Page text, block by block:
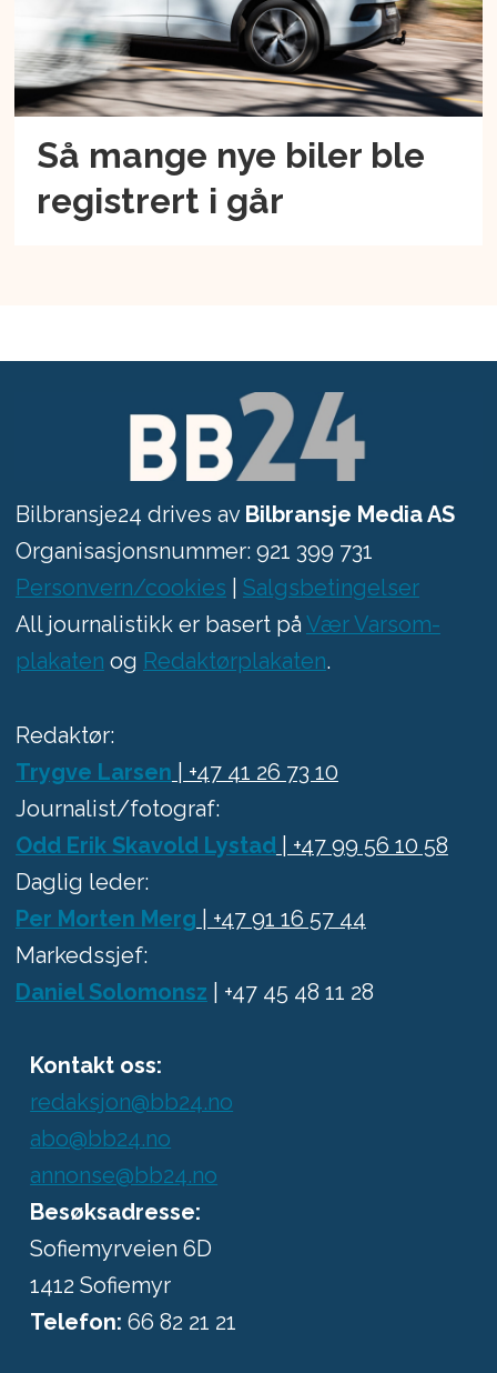
Så mange nye biler ble
registrert i går
Bilbransje24 drives av Bilbransje Media AS
Organisasjonsnummer: 921 399 731
Personvern/cookies
Salgsbetingelser
All journalistikk er basert på Vær Varsom-
plakaten og Redaktørplakaten.
Redaktør:
Trygve Larsen | +47 41 26 73 10
Journalist/fotograf:
Odd Erik Skavold Lystad| +47 99 56 10 58
Daglig leder:
Per Morten Merg | +47 91 16 57 44
Markedssjef:
Daniel Solomonsz | +47 45 48 11 28
Kontakt oss:
redaksjon@bb24.no
abo@bb24.no
annonse@bb24.no
Besøksadresse:
Sofiemyrveien 6D
1412 Sofiemyr
Telefon:66 82 21 21